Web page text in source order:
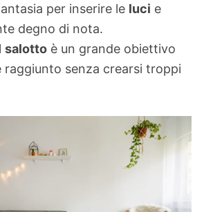
per inserire le luci e
degno di nota.
salotto è un grande obiettivo
raggiunto senza crearsi troppi